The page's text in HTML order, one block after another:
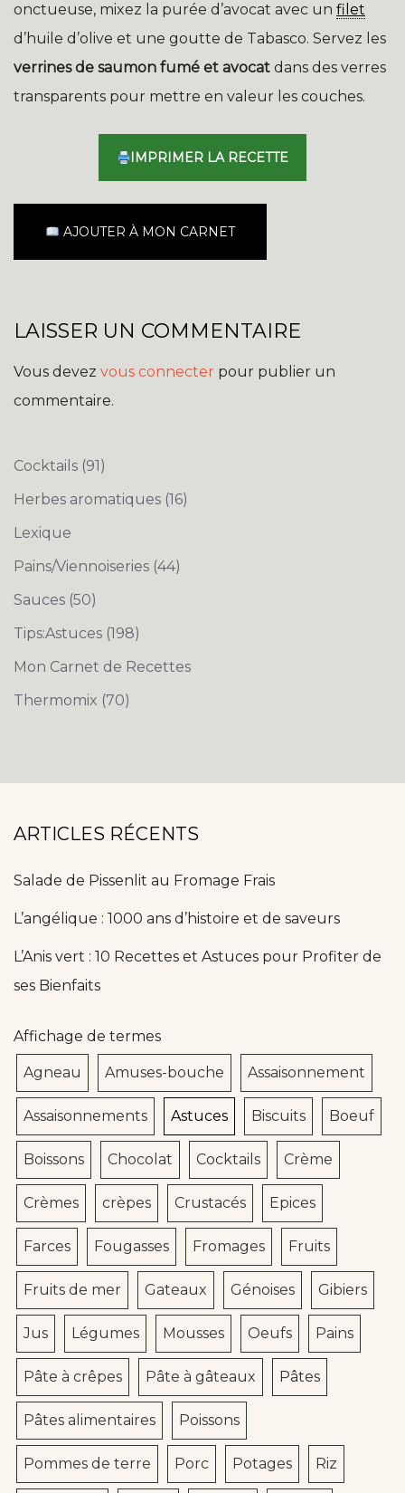
onctueuse, mixez la purée d’avocat avec un filet
d’huile d’olive et une goutte de Tabasco. Servez les
verrines de saumon fumé et avocat dans des verres
transparents pour mettre en valeur les couches.
IMPRIMER LA RECETTE
AJOUTER À MON CARNET
LAISSER UN COMMENTAIRE
Vous devez vous connecter pour publier un
commentaire.
Cocktails (91)
Herbes aromatiques (16)
Lexique
Pains/Viennoiseries (44)
Sauces (50)
Tips:Astuces (198)
Mon Carnet de Recettes
Thermomix (70)
ARTICLES RÉCENTS
Salade de Pissenlit au Fromage Frais
L’angélique : 1000 ans d’histoire et de saveurs
L’Anis vert : 10 Recettes et Astuces pour Profiter de
ses Bienfaits
Affichage de termes
Agneau Amuses-bouche Assaisonnement
Assaisonnements Astuces Biscuits Boeuf
Boissons Chocolat Cocktails Crème
Crèmes crèpes Crustacés Epices
Farces Fougasses Fromages Fruits
Fruits de mer Gateaux Génoises Gibiers
Jus Légumes Mousses Oeufs Pains
Pâte à crêpes Pâte à gâteaux Pâtes
Pâtes alimentaires Poissons
Pommes de terre Porc Potages Riz